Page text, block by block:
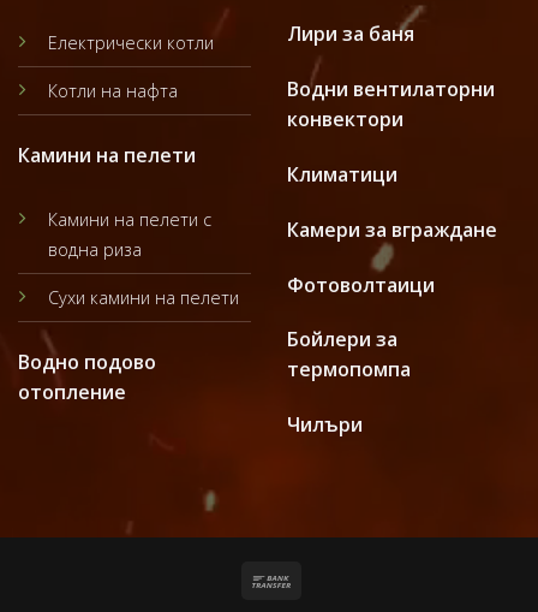
Електрически котли
Котли на нафта
Камини на пелети
Камини на пелети с
водна риза
Сухи камини на пелети
Водно подово
отопление
Лири за баня
Водни вентилаторни
конвектори
Климатици
Камери за вграждане
Фотоволтаици
Бойлери за
термопомпа
Чилъри